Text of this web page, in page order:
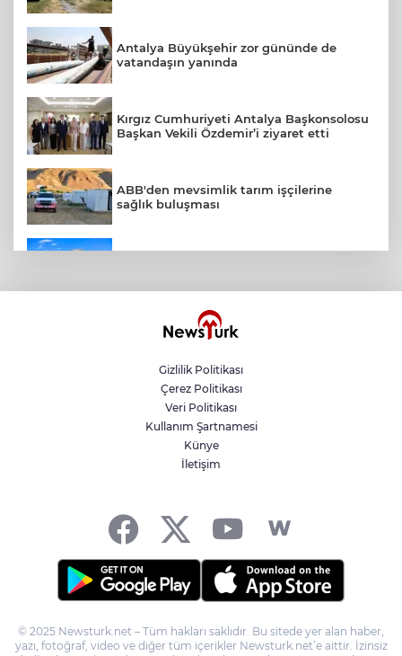
Antalya Büyükşehir zor gününde de
vatandaşın yanında
Kırgız Cumhuriyeti Antalya Başkonsolosu
Başkan Vekili Özdemir’i ziyaret etti
ABB'den mevsimlik tarım işçilerine
sağlık buluşması
Şampiyonlar, İETT ile İstanbul’da
Antalya Konyaaltı’nın merkez ve yayla
yolları yenilenecek
Balıkesir Büyükşehir altyapıda hız
Gizlilik Politikası
Çerez Politikası
Veri Politikası
Kullanım Şartnamesi
Künye
İletişim
© 2025 Newsturk.net – Tüm hakları saklıdır. Bu sitede yer alan haber,
yazı, fotoğraf, video ve diğer tüm içerikler Newsturk.net’e aittir. İzinsiz